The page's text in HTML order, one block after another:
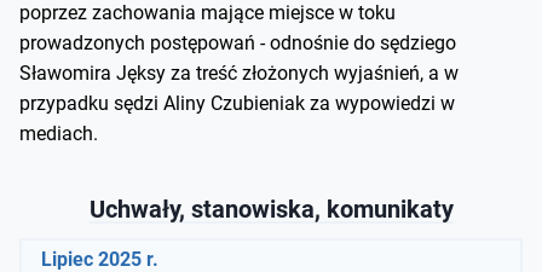
poprzez zachowania mające miejsce w toku
prowadzonych postępowań - odnośnie do sędziego
Sławomira Jęksy za treść złożonych wyjaśnień, a w
przypadku sędzi Aliny Czubieniak za wypowiedzi w
mediach.
Uchwały, stanowiska, komunikaty
Lipiec 2025 r.